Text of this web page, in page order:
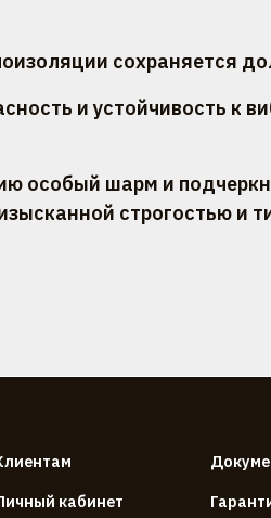
сохраняется
и устойчивость
особый шарм и
строгостью и
кабинет